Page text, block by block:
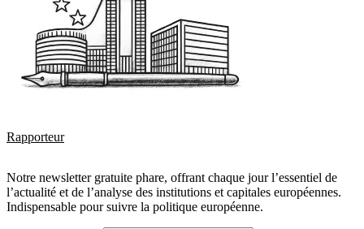
Rapporteur
Notre newsletter gratuite phare, offrant chaque jour l’essentiel de
l’actualité et de l’analyse des institutions et capitales européennes.
Indispensable pour suivre la politique européenne.